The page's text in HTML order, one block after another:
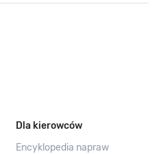
Dla kierowców
Encyklopedia napraw